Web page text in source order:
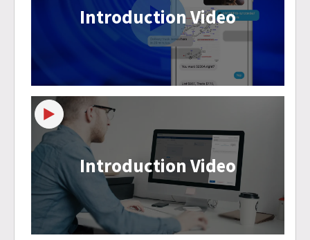
Introduction Video
Introduction Video